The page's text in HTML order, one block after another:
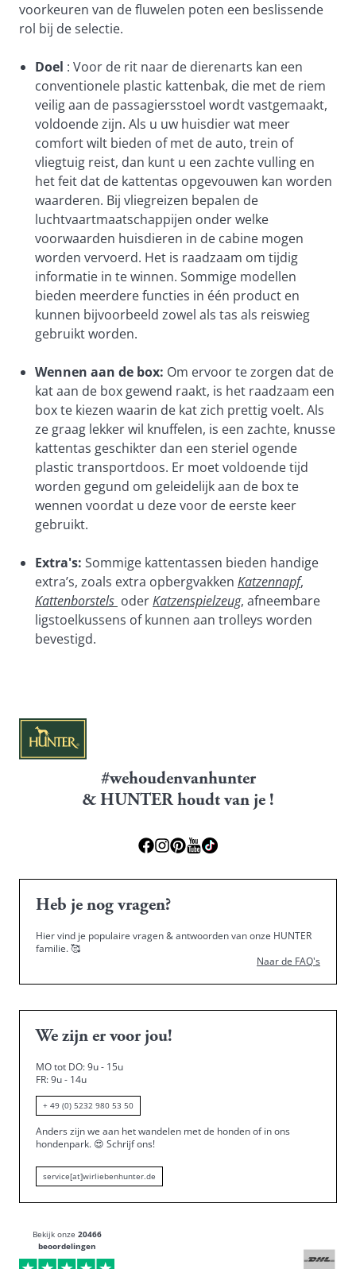
voorkeuren van de fluwelen poten een beslissende
rol bij de selectie.
Doel : Voor de rit naar de dierenarts kan een
conventionele plastic kattenbak, die met de riem
veilig aan de passagiersstoel wordt vastgemaakt,
voldoende zijn. Als u uw huisdier wat meer
comfort wilt bieden of met de auto, trein of
vliegtuig reist, dan kunt u een zachte vulling en
het feit dat de kattentas opgevouwen kan worden
waarderen. Bij vliegreizen bepalen de
luchtvaartmaatschappijen onder welke
voorwaarden huisdieren in de cabine mogen
worden vervoerd. Het is raadzaam om tijdig
informatie in te winnen. Sommige modellen
bieden meerdere functies in één product en
kunnen bijvoorbeeld zowel als tas als reiswieg
gebruikt worden.
Wennen aan de box: Om ervoor te zorgen dat de
kat aan de box gewend raakt, is het raadzaam een
box te kiezen waarin de kat zich prettig voelt. Als
ze graag lekker wil knuffelen, is een zachte, knusse
kattentas geschikter dan een steriel ogende
plastic transportdoos. Er moet voldoende tijd
worden gegund om geleidelijk aan de box te
wennen voordat u deze voor de eerste keer
gebruikt.
Extra's: Sommige kattentassen bieden handige
extra’s, zoals extra opbergvakken Katzennapf,
Kattenborstels oderKatzenspielzeug, afneembare
ligstoelkussens of kunnen aan trolleys worden
bevestigd.
#wehoudenvanhunter
& HUNTER houdt van je !
Heb je nog vragen?
Hier vind je populaire vragen & antwoorden van onze HUNTER
familie.🥰
Naar de FAQ's
We zijn er voor jou!
MO tot DO: 9u - 15u
FR: 9u - 14u
+ 49 (0) 5232 980 53 50
Anders zijn we aan het wandelen met de honden of in ons
hondenpark. 😍 Schrijf ons!
service[at]wirliebenhunter.de
Bekijk onze 20466
beoordelingen